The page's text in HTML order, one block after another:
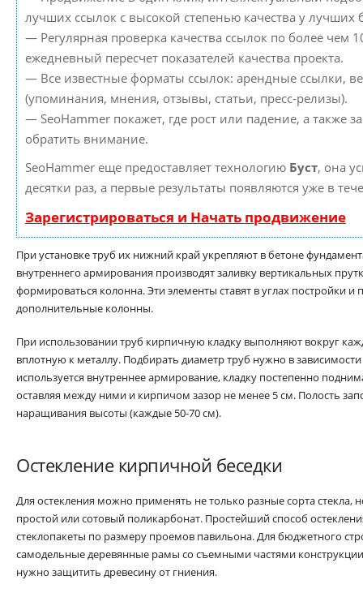
лучших ссылок с высокой степенью качества у лучших
— Регулярная проверка качества ссылок по более чем
ежедневный пересчет показателей качества проекта.
— Все известные форматы ссылок: арендные ссылки,
(упоминания, мнения, отзывы, статьи, пресс-релизы).
— SeoHammer покажет, где рост или падение, а также
обратить внимание.
SeoHammer еще предоставляет технологию Буст, она
десятки раз, а первые результаты появляются уже в
Зарегистрироваться и Начать продвижение
При установке труб их нижний край укрепляют в бетоне
внутреннего армирования производят заливку вертикальных
формироваться колонна. Эти элементы ставят в углах постройки и
дополнительные колонны.
При использовании труб кирпичную кладку выполняют вокруг
вплотную к металлу. Подбирать диаметр труб нужно в
используется внутреннее армирование, кладку постепенно
оставляя между ними и кирпичом зазор не менее 5 см. Полость
наращивания высоты (каждые 50-70 см).
Остекление кирпичной беседки
Для остекления можно применять не только разные сорта
простой или сотовый поликарбонат. Простейший способ
стеклопакеты по размеру проемов павильона. Для бюджетного
самодельные деревянные рамы со съемными частями
нужно защитить древесину от гниения.